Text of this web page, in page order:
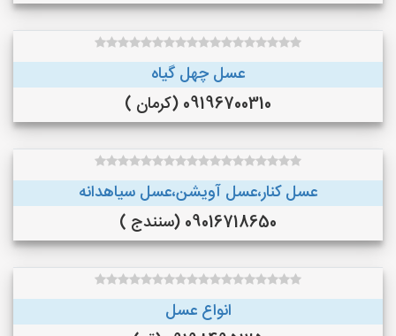
عسل چهل گیاه
09196700310 (کرمان )
عسل کنار،عسل آویشن،عسل سیاهدانه
09016718650 (سنندج )
انواع عسل